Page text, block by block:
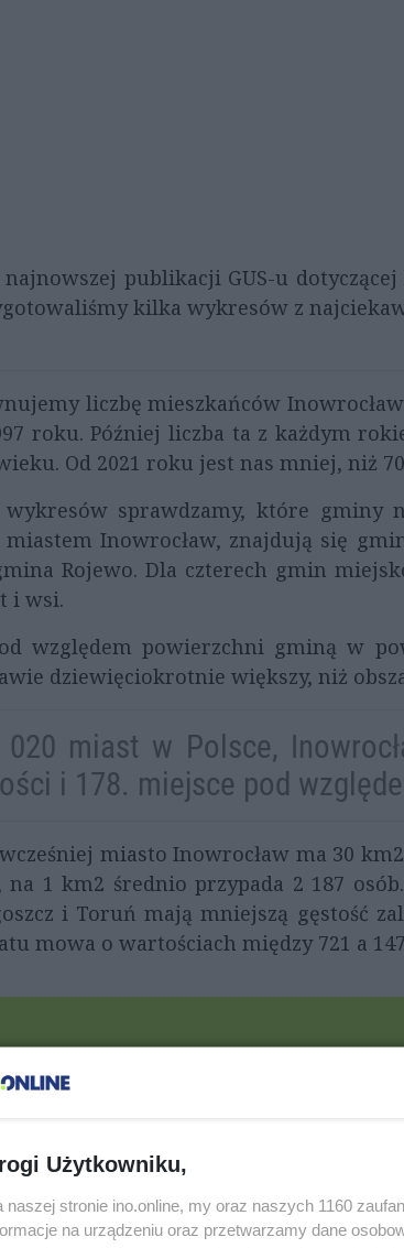
najnowszej publikacji GUS-u
kilka wykresów z
liczbę mieszkańców
roku. Później liczba ta z każdym
Od 2021 roku jest nas mniej, niż
sprawdzamy, które gminy
Inowrocław, znajdują się
Rojewo. Dla czterech gmin
i wsi.
względem powierzchni gminą w
dziewięciokrotnie większy, niż
miast w Polsce,
i 178. miejsce pod
miasto Inowrocław ma 30
na 1 km2 średnio przypada 2 187
i Toruń mają mniejszą gęstość
mowa o wartościach między 721 a
Użytkowniku,
naszej stronie ino.online, my oraz naszych 1160
na urządzeniu oraz przetwarzamy dane